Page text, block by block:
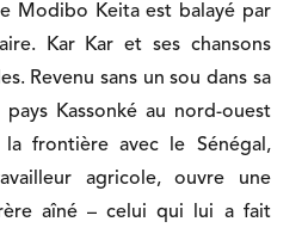
Modibo Keita est balayé par
Kar Kar et ses chansons
Revenu sans un sou dans sa
Kassonké au nord-ouest
frontière avec le Sénégal,
agricole, ouvre une
aîné – celui qui lui a fait